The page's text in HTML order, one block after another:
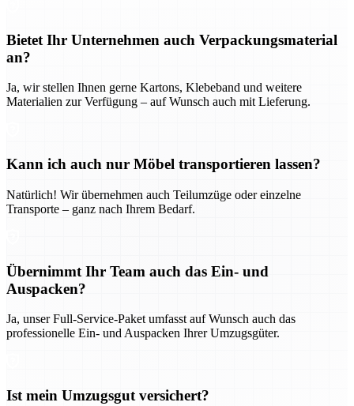
Bietet Ihr Unternehmen auch Verpackungsmaterial
an?
Ja, wir stellen Ihnen gerne Kartons, Klebeband und weitere
Materialien zur Verfügung – auf Wunsch auch mit Lieferung.
Kann ich auch nur Möbel transportieren lassen?
Natürlich! Wir übernehmen auch Teilumzüge oder einzelne
Transporte – ganz nach Ihrem Bedarf.
Übernimmt Ihr Team auch das Ein- und
Auspacken?
Ja, unser Full-Service-Paket umfasst auf Wunsch auch das
professionelle Ein- und Auspacken Ihrer Umzugsgüter.
Ist mein Umzugsgut versichert?